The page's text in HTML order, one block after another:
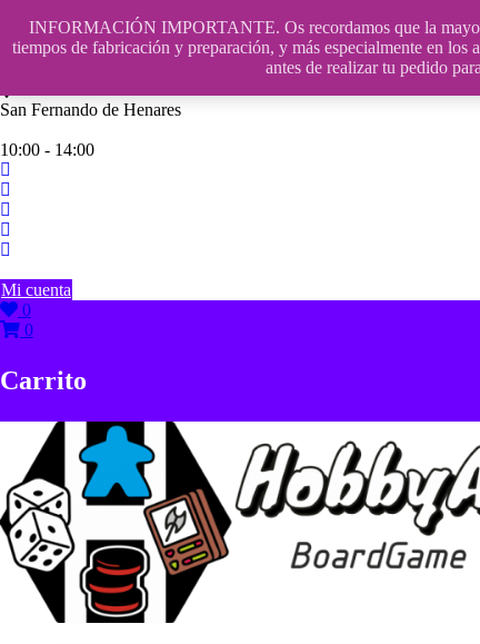
INFORMACIÓN IMPORTANTE. Os recordamos que la mayor
tiempos de fabricación y preparación, y más especialmente en
antes de realizar tu pedido
contenido
609241475 SOLO DE 10:00 a 14:00
San Fernando de Henares
10:00 - 14:00
Mi cuenta
0
0
Carrito